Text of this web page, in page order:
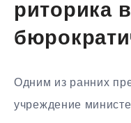
риторика в
Одним из ранних
учреждение